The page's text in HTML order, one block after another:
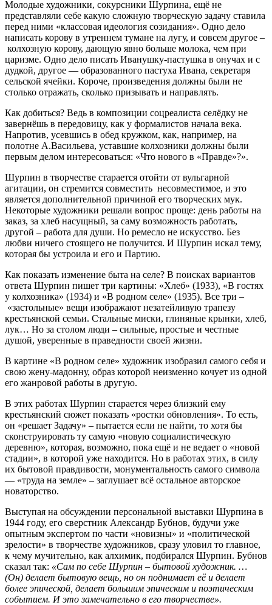
Молодые художники, сокурсники Шурпина, ещё не
представляли себе какую сложную творческую задачу ставила
перед ними «классовая идеология созидания». Одно дело
написать корову в утреннем тумане на лугу, и совсем другое –
колхозную корову, дающую явно больше молока, чем при
царизме. Одно дело писать Иванушку-пастушка в онучах и с
дудкой, другое — образованного пастуха Ивана, секретаря
сельской ячейки. Короче, произведения должны были не
столько отражать, сколько призывать и направлять.
Как добиться? Ведь в композиции соцреалиста селёдку не
завернёшь в передовицу, как у формалистов начала века.
Напротив, усевшись в обед кружком, как, например, на
полотне А.Васильева, уставшие колхозники должны были
первым делом интересоваться: «Что нового в «Правде»?».
Шурпин в творчестве старается отойти от вульгарной
агитации, он стремится совместить несовместимое, и это
является дополнительной причиной его творческих мук.
Некоторые художники решали вопрос проще: день работы на
заказ, за хлеб насущный, за саму возможность работать,
другой – работа для души. Но ремесло не искусство. Без
любви ничего стоящего не получится. И Шурпин искал тему,
которая бы устроила и его и Партию.
Как показать изменение быта на селе? В поисках вариантов
ответа Шурпин пишет три картины: «Хлеб» (1933), «В гостях
у колхозника» (1934) и «В родном селе» (1935). Все три –
«застольные» вещи изображают незатейливую трапезу
крестьянской семьи. Стальные миски, глиняные крынки, хлеб,
лук… Но за столом люди – сильные, простые и честные
душой, уверенные в праведности своей жизни.
В картине «В родном селе» художник изобразил самого себя и
свою жену-мадонну, образ которой неизменно кочует из одной
его жанровой работы в другую.
В этих работах Шурпин старается через близкий ему
крестьянский сюжет показать «ростки обновления». То есть,
он «решает Задачу» – пытается если не найти, то хотя бы
сконструировать ту самую «новую социалистическую
деревню», которая, возможно, пока ещё и не ведает о «новой
стадии», в которой уже находится. Но в работах этих, в силу
их бытовой правдивости, монументальность самого символа
— «труда на земле» – заглушает всё остальное авторское
новаторство.
Выступая на обсуждении персональной выставки Шурпина в
1944 году, его сверстник Александр Бубнов, будучи уже
опытным экспертом по части «новизны» и «политической
зрелости» в творчестве художников, сразу уловил то главное,
к чему мучительно, как алхимик, подбирался Шурпин. Бубнов
сказал так: «Сам по себе Шурпин – бытовой художник. …
(Он) делает бытовую вещь, но он поднимает её и делает
более эпической, делает большим эпическим и поэтическим
событием. И это замечательно в его творчестве».